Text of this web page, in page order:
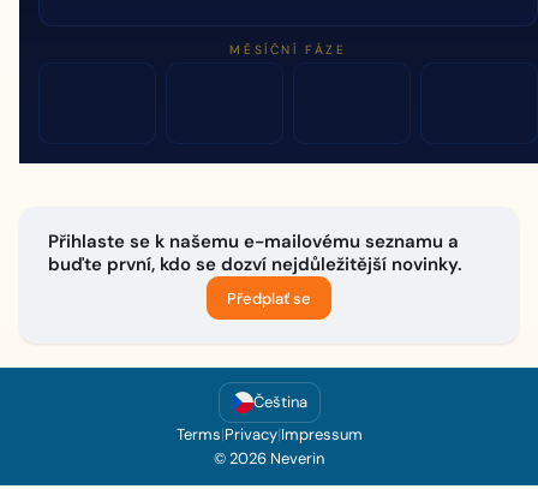
MĚSÍČNÍ FÁZE
Přihlaste se k našemu e-mailovému seznamu a
buďte první, kdo se dozví nejdůležitější novinky.
Předplať se
Čeština
Terms|Privacy|Impressum
© 2026 Neverin